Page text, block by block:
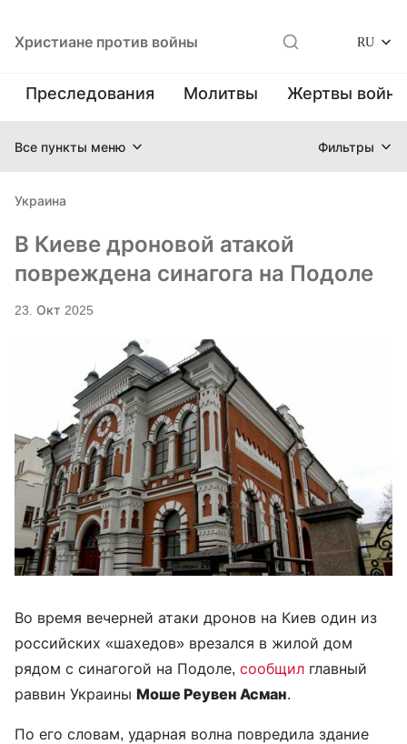
Христиане против войны RU
Преследования Молитвы Жертвы
Все пункты меню Фильтры
Украина
В Киеве дроновой атакой
повреждена синагога на Подоле
23. Окт 2025
Во время вечерней атаки дронов на Киев один из
российских «шахедов» врезался в жилой дом
рядом с синагогой на Подоле, сообщил главный
раввин Украины Моше Реувен Асман.
По его словам, ударная волна повредила здание